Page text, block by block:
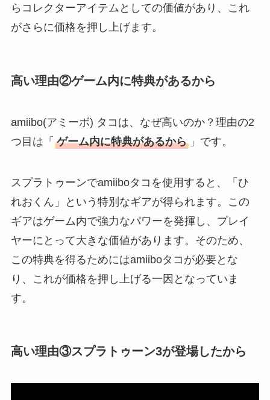
らコレクターアイテムとしての価値があり、これ
がさらに価格を押し上げます。
高い理由②ゲーム内に特典があるから
amiibo(アミーボ) タコは、なぜ高いのか？理由の2
つ目は「 ゲーム内に特典があるから 」です。
スプラトゥーンでamiiboタコを使用すると、「ひ
れおくん」という特別なギアが得られます。この
ギアはゲーム内で強力なパワーを発揮し、プレイ
ヤーにとって大きな価値があります。そのため、
この特典を得るためにはamiiboタコが必要とな
り、これが価格を押し上げる一因となっていま
す。
高い理由③スプラトゥーン3が登場したから